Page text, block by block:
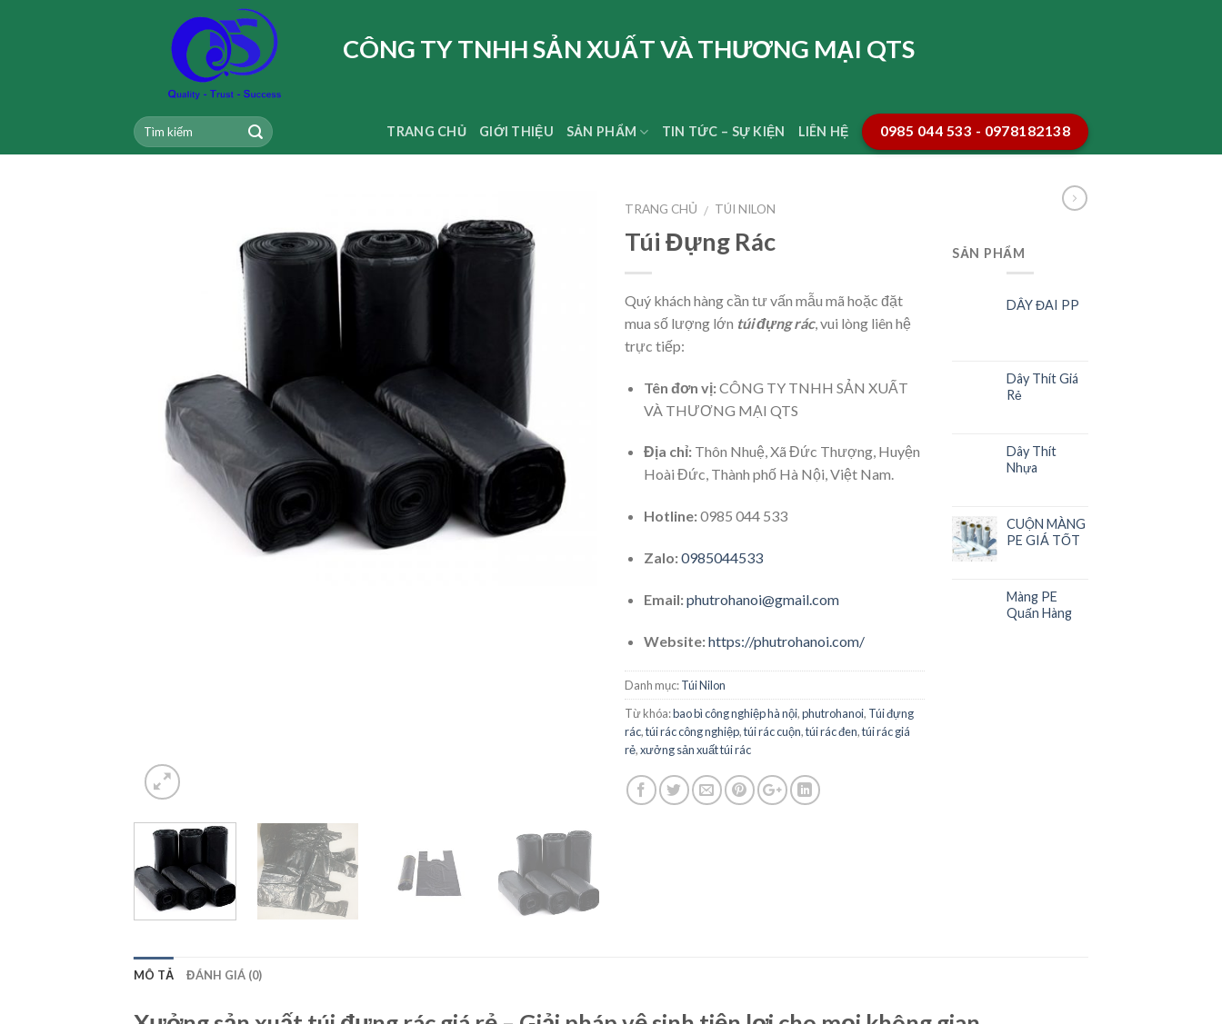
CÔNG TY TNHH SẢN XUẤT VÀ THƯƠNG MẠI QTS
TRANG CHỦ GIỚI THIỆU SẢN PHẨM TIN TỨC – SỰ KIỆN LIÊN HỆ 0985 044 533 - 0978182138
TRANG CHỦ / TÚI NILON
Túi Đựng Rác
Quý khách hàng cần tư vấn mẫu mã hoặc đặt
mua số lượng lớn túi đựng rác, vui lòng liên hệ
trực tiếp:
Tên đơn vị:CÔNG TY TNHH SẢN XUẤT
VÀ THƯƠNG MẠI QTS
Địa chỉ:Thôn Nhuệ, Xã Đức Thượng, Huyện
Hoài Đức, Thành phố Hà Nội, Việt Nam.
Hotline:0985 044 533
Zalo:0985044533
Email:phutrohanoi@gmail.com
Website:https://phutrohanoi.com/
Danh mục:Túi Nilon
Từ khóa:bao bì công nghiệp hà nội,phutrohanoi, Túi đựng
rác,túi rác công nghiệp,túi rác cuộn,túi rác đen,túi rác giá
rẻ,xưởng sản xuất túi rác
SẢN PHẨM
DÂY ĐAI PP
Dây Thít Giá
Rẻ
Dây Thít
Nhựa
CUỘN MÀNG
PE GIÁ TỐT
Màng PE
Quấn Hàng
MÔ TẢ ĐÁNH GIÁ (0)